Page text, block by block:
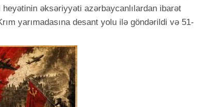
əksəriyyəti azərbaycanlılardan ibarət
yarımadasına desant yolu ilə göndərildi və 51-